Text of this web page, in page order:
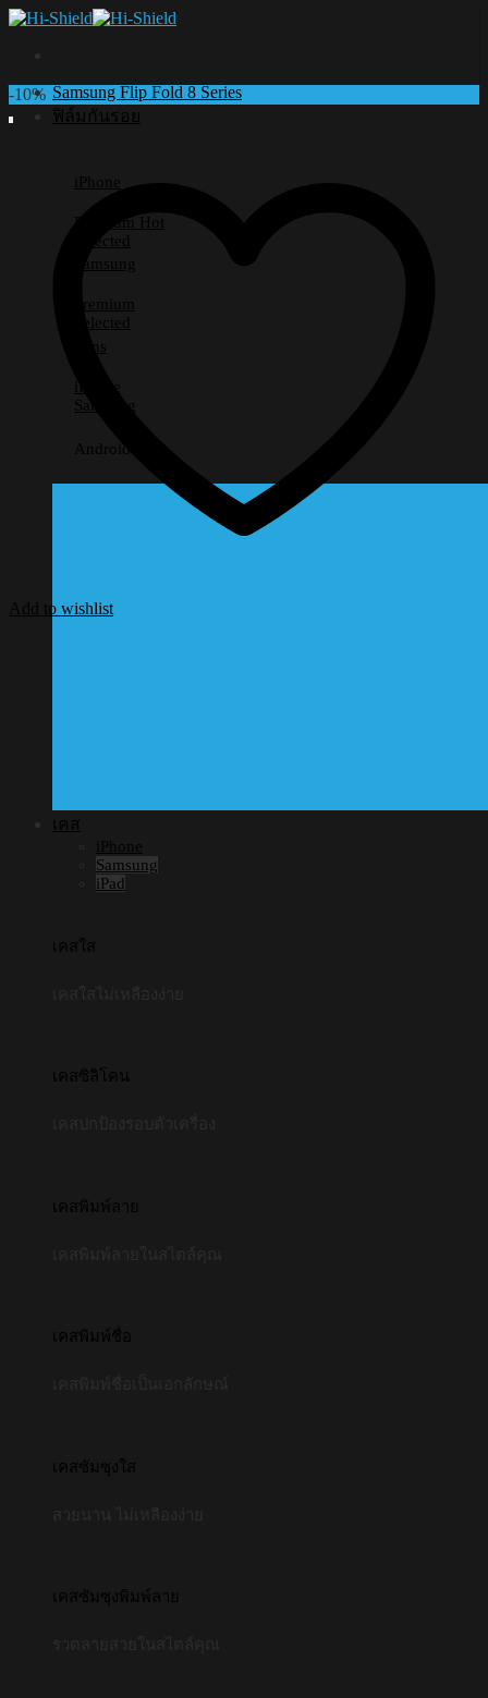
Skip
Samsung Flip Fold 8 Series
ฟิล์มกันรอย
iPhone
Premium
Selected
Samsung
Premium
Selected
Lens
iPhone
Samsung
Android อื่นๆ
เคส
iPhone
Samsung
iPad
เคสใส
เคสซิลิโคน
เคสพิมพ์ลาย
เคสพิมพ์ชื่อ
เคสซัมซุงใส
เคสซัมซุงพิมพ์ลาย
-10%
Add to wishlist